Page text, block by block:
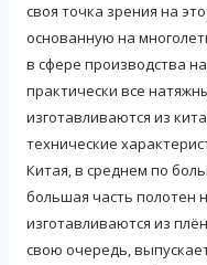
своя точка зрения на
основанную на
в сфере производства
практически все
изготавливаются из
технические
Китая, в среднем по
большая часть полотен
изготавливаются из
свою очередь,